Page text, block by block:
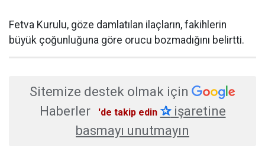
Fetva Kurulu, göze damlatılan ilaçların, fakihlerin
büyük çoğunluğuna göre orucu bozmadığını belirtti.
Sitemize destek olmak için
Haberler
'de takip edin ✰işaretine
basmayı unutmayın